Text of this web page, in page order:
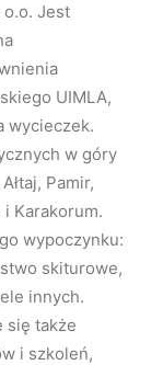
o.o. Jest
UIMLA,
wycieczek.
w góry
Pamir,
Karakorum.
wypoczynku:
skiturowe,
innych.
się także
i szkoleń,